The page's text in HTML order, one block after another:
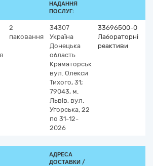
НАДАННЯ
ПОСЛУГ:
2
паковання
34307
Україна
Донецька
область
Краматорськ
вул. Олекси
Тихого, 31;
79043, м.
Львів, вул.
Угорська, 22
по 31-12-
2026
33696500-0
Лабораторні
реактиви
АДРЕСА
ДОСТАВКИ /